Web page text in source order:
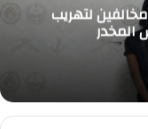
حرس الحدود بعسير يقبض على 3 مخالفين لتهريب